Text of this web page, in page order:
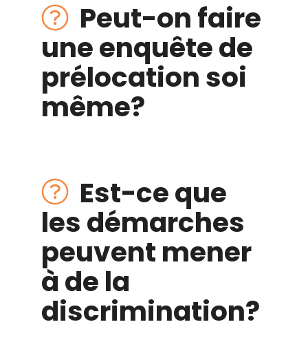
Peut-on faire
une enquête de
prélocation soi
même?
Est-ce que
les démarches
peuvent mener
à de la
discrimination?